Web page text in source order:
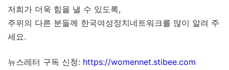
저희가 더욱 힘을 낼 수 있도록,
주위의 다른 분들께 한국여성정치네트워크를 많이 알려 주
세요.
뉴스레터 구독 신청: https://womennet.stibee.com